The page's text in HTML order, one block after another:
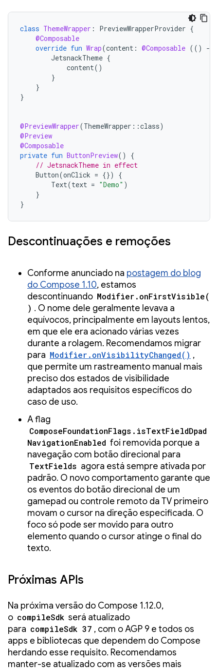
class ThemeWrapper : PreviewWrapperProvider {
@Composable
override fun Wrap(content : @Composable (() -
JetsnackTheme {
content()
}
}
}
@PreviewWrapper(ThemeWrapper ::class)
@Preview
@Composable
private fun ButtonPreview()
{
// JetsnackTheme in effect
Button(onClick = {})
{
Text(text = "Demo" )
}
}
Descontinuações e remoções
Conforme anunciado na postagem do blog
do Compose 1.10, estamos
descontinuando Modifier.onFirstVisible(
) . O nome dele geralmente levava a
equívocos, principalmente em layouts lentos,
em que ele era acionado várias vezes
durante a rolagem. Recomendamos migrar
para Modifier.onVisibilityChanged() ,
que permite um rastreamento manual mais
preciso dos estados de visibilidade
adaptados aos requisitos específicos do
caso de uso.
A flag
ComposeFoundationFlags.isTextFieldDpad
NavigationEnabled foi removida porque a
navegação com botão direcional para
TextFields agora está sempre ativada por
padrão. O novo comportamento garante que
os eventos do botão direcional de um
gamepad ou controle remoto da TV primeiro
movam o cursor na direção especificada. O
foco só pode ser movido para outro
elemento quando o cursor atinge o final do
texto.
Próximas APIs
Na próxima versão do Compose 1.12.0,
o compileSdk será atualizado
para compileSdk 37 , com o AGP 9 e todos os
apps e bibliotecas que dependem do Compose
herdando esse requisito. Recomendamos
manter-se atualizado com as versões mais